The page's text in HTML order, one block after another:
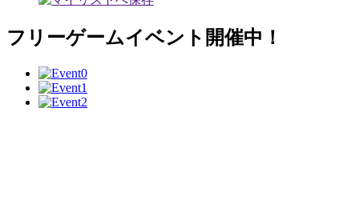
フリーゲームイベント開催中！